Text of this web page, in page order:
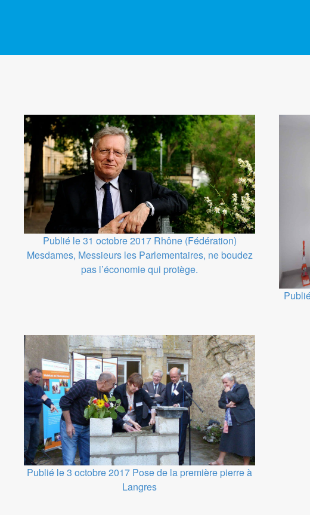
Publié le 31 octobre 2017 Rhône (Fédération)
Mesdames, Messieurs les Parlementaires, ne boudez
pas l’économie qui protège.
Publié le 3 octobre 2017 Pose de la première pierre à
Langres